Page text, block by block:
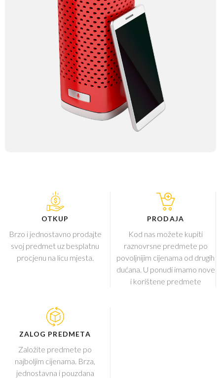
OTKUP
Brzo i jednostavno prodajte
svoj predmet uz besplatnu
procjenu na licu mjesta.
PRODAJA
Kod nas možete kupiti
raznovrsne predmete po
povoljnijim cijenama od drugih
dućana. U ponudi imamo nove
i korištene predmete
ZALOG PREDMETA
Založite predmete po
najboljim cijenama. Brza,
jednostavna i pouzdana